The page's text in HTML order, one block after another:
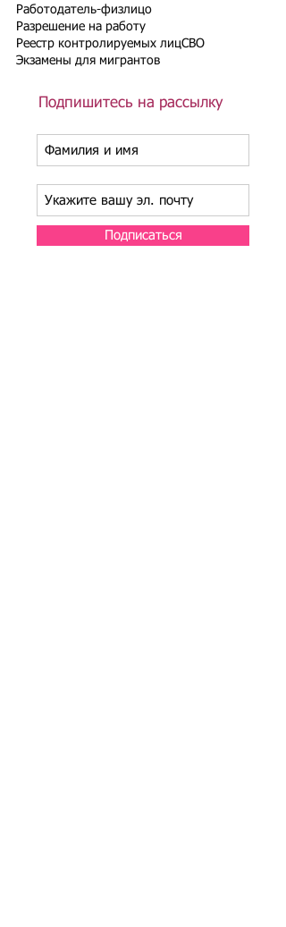
Работодатель-физлицо
Разрешение на работу
Реестр контролируемых лицСВО
Экзамены для мигрантов
Подпишитесь на рассылку
Подписаться